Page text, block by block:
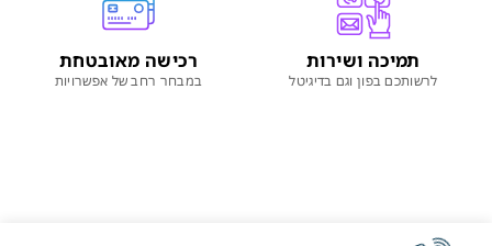
תמיכה ושירות
לרשותכם בפון וגם בדיגיטל
רכישה מאובטחת
במבחר רחב של אפשרויות